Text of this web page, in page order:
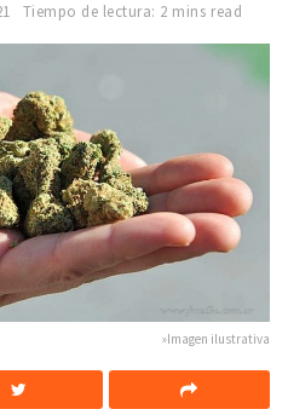
Tiempo de lectura: 2 mins read
»Imagen ilustrativa